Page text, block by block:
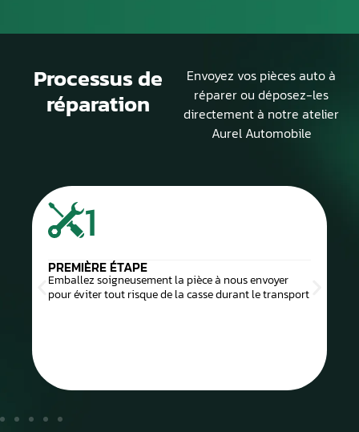
Processus de
réparation
Envoyez vos pièces auto à
réparer ou déposez-les
directement à notre atelier
Aurel Automobile
1
PREMIÈRE ÉTAPE
Emballez soigneusement la pièce à nous envoyer
pour éviter tout risque de la casse durant le transport